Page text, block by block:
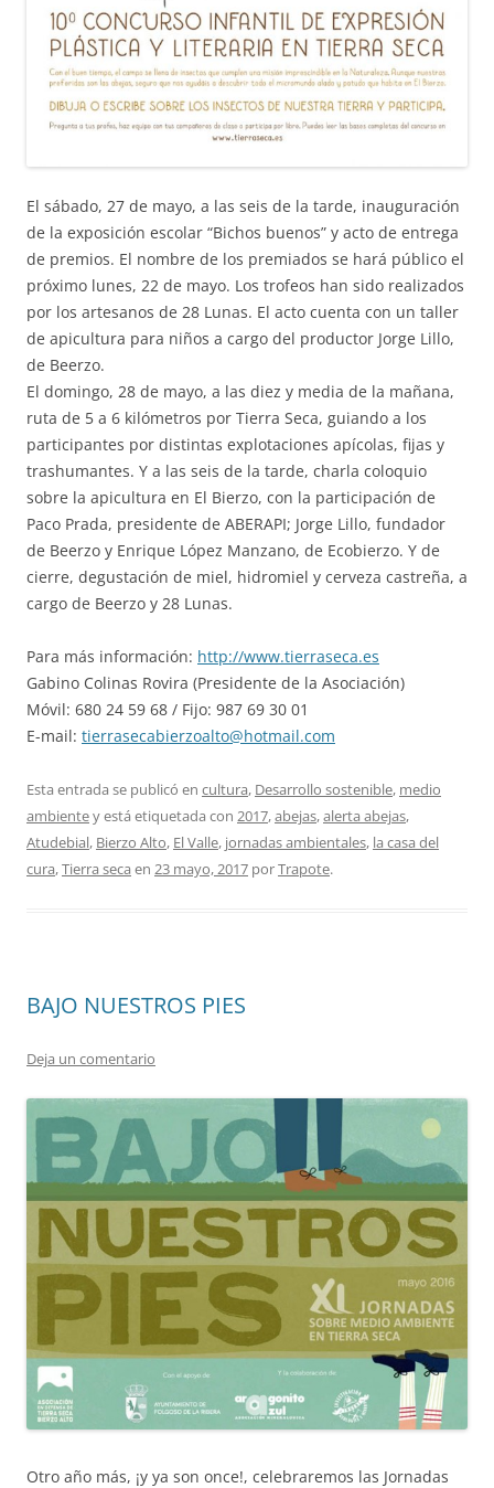
El sábado, 27 de mayo, a las seis de la tarde, inauguración
de la exposición escolar “Bichos buenos” y acto de entrega
de premios. El nombre de los premiados se hará público el
próximo lunes, 22 de mayo. Los trofeos han sido realizados
por los artesanos de 28 Lunas. El acto cuenta con un taller
de apicultura para niños a cargo del productor Jorge Lillo,
de Beerzo.
El domingo, 28 de mayo, a las diez y media de la mañana,
ruta de 5 a 6 kilómetros por Tierra Seca, guiando a los
participantes por distintas explotaciones apícolas, fijas y
trashumantes. Y a las seis de la tarde, charla coloquio
sobre la apicultura en El Bierzo, con la participación de
Paco Prada, presidente de ABERAPI; Jorge Lillo, fundador
de Beerzo y Enrique López Manzano, de Ecobierzo. Y de
cierre, degustación de miel, hidromiel y cerveza castreña, a
cargo de Beerzo y 28 Lunas.
Para más información: http://www.tierraseca.es
Gabino Colinas Rovira (Presidente de la Asociación)
Móvil: 680 24 59 68 / Fijo: 987 69 30 01
E-mail: tierrasecabierzoalto@hotmail.com
Esta entrada se publicó en cultura, Desarrollo sostenible, medio
ambientey está etiquetada con 2017,abejas,alerta abejas,
Atudebial, Bierzo Alto, El Valle, jornadas ambientales, la casa del
cura,Tierra seca en 23 mayo, 2017 porTrapote.
BAJO NUESTROS PIES
Deja un comentario
Otro año más, ¡y ya son once!, celebraremos las Jornadas